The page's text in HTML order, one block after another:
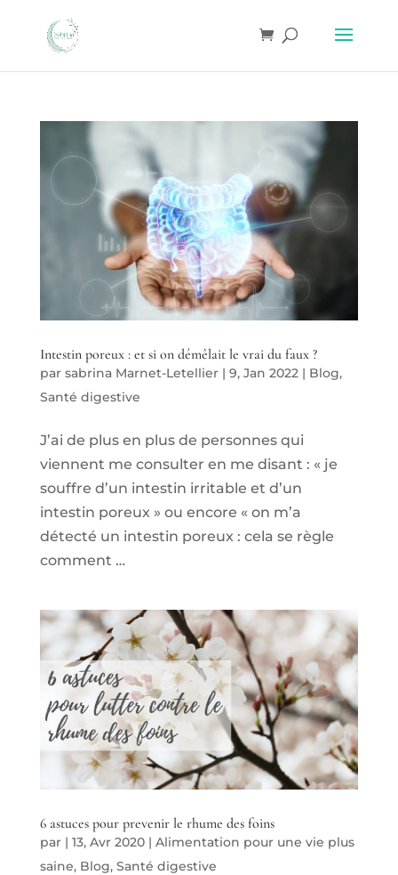
Intestin poreux : et si on démêlait le vrai du faux ?
par sabrina Marnet-Letellier| 9, Jan 2022| Blog,
Santé digestive
J’ai de plus en plus de personnes qui
viennent me consulter en me disant : « je
souffre d’un intestin irritable et d’un
intestin poreux » ou encore « on m’a
détecté un intestin poreux : cela se règle
comment …
6 astuces pour prevenir le rhume des foins
par | 13, Avr 2020| Alimentation pour une vie plus
saine, Blog, Santé digestive